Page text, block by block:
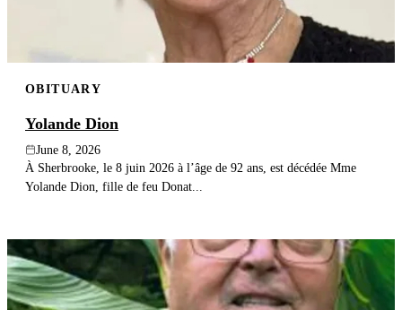
OBITUARY
Yolande Dion
June 8, 2026
À Sherbrooke, le 8 juin 2026 à l’âge de 92 ans, est décédée Mme
Yolande Dion, fille de feu Donat...